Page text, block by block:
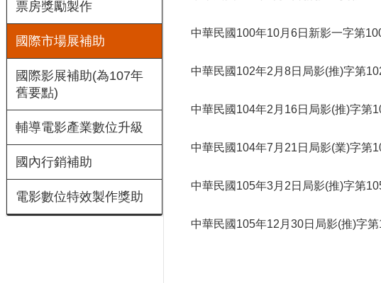
票房獎勵製作
國際市場展補助
國際影展補助(為107年
舊要點)
輔導電影產業數位升級
國內行銷補助
電影數位特效製作獎助
中華民國100年10月6日新影一字第
中華民國102年2月8日局影(推)字第
中華民國104年2月16日局影(推)字第
中華民國104年7月21日局影(業)字第
中華民國105年3月2日局影(推)字第
中華民國105年12月30日局影(推)字